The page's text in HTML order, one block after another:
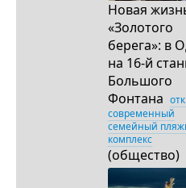
Новая
«Золотого
берега»: в
на 16-й
Большого
Фонтана
современный
семейный
комплекс
(общество)